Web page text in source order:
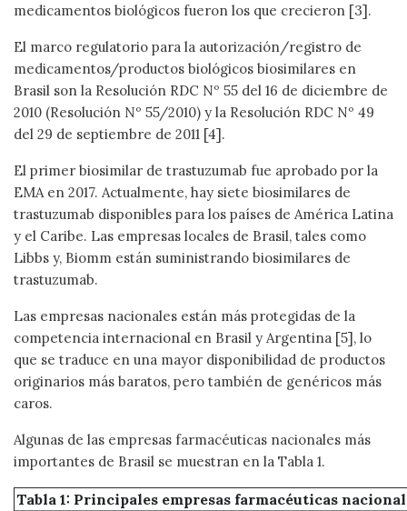
medicamentos biológicos fueron los que crecieron [3].
El marco regulatorio para la autorización/registro de
medicamentos/productos biológicos biosimilares en
Brasil son la Resolución RDC Nº 55 del 16 de diciembre de
2010 (Resolución Nº 55/2010) y la Resolución RDC Nº 49
del 29 de septiembre de 2011 [4].
El primer biosimilar de trastuzumab fue aprobado por la
EMA en 2017. Actualmente, hay siete biosimilares de
trastuzumab disponibles para los países de América Latina
y el Caribe. Las empresas locales de Brasil, tales como
Libbs y, Biomm están suministrando biosimilares de
trastuzumab.
Las empresas nacionales están más protegidas de la
competencia internacional en Brasil y Argentina [5], lo
que se traduce en una mayor disponibilidad de productos
originarios más baratos, pero también de genéricos más
caros.
Algunas de las empresas farmacéuticas nacionales más
importantes de Brasil se muestran en la Tabla 1.
Tabla 1: Principales empresas farmacéuticas